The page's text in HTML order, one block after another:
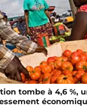
tombe à 4,6 %,